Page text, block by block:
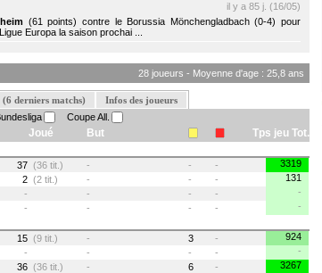
il y a 85 j. (16/05)
(61 points) contre le Borussia Mönchengladbach (0-4) pour
Europa la saison prochai ...
28 joueurs - Moyenne d'age : 25,8 ans
(6 derniers matchs)
Infos des joueurs
Coupe All.
Joué But Tps jeu Tot.
37 (36 tit.) - - -
3319
2 (2 tit.) - - -
131
- - - -
-
- - - -
-
15 (9 tit.) - 3 -
924
- - - -
-
36 (36 tit.) - 6 -
3267